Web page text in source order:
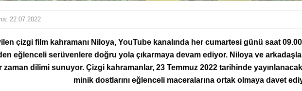
22.07.2022
çizgi film kahramanı Niloya, YouTube kanalında her cumartesi günü saat
eğlenceli serüvenlere doğru yola çıkarmaya devam ediyor. Niloya ve
dilimi sunuyor. Çizgi kahramanlar, 23 Temmuz 2022 tarihinde
minik dostlarını eğlenceli maceralarına ortak olmaya davet